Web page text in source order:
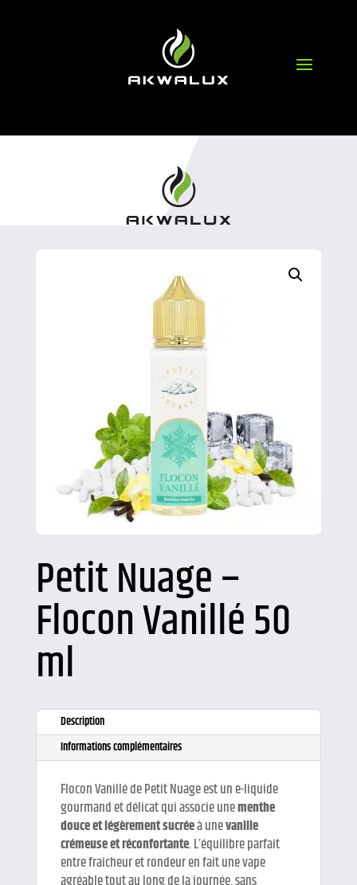
Petit Nuage –
Flocon Vanillé 50
ml
Description
Informations complémentaires
Flocon Vanillé de Petit Nuage est un e-liquide
gourmand et délicat qui associe unementhe
douce et légèrement sucréeà unevanille
crémeuse et réconfortante. L’équilibre parfait
entre fraîcheur et rondeur en fait une vape